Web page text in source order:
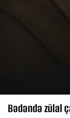
Bədəndə zülal